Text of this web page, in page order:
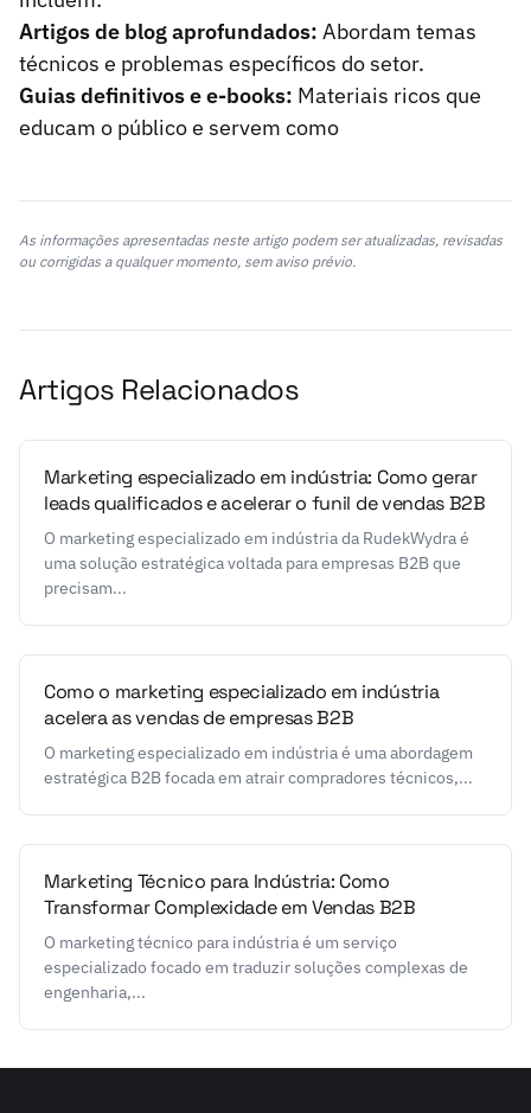
Artigos de blog aprofundados: Abordam temas
técnicos e problemas específicos do setor.
Guias definitivos e e-books: Materiais ricos que
educam o público e servem como
As informações apresentadas neste artigo podem ser atualizadas, revisadas
ou corrigidas a qualquer momento, sem aviso prévio.
Artigos Relacionados
Marketing especializado em indústria: Como gerar
leads qualificados e acelerar o funil de vendas B2B
O marketing especializado em indústria da RudekWydra é
uma solução estratégica voltada para empresas B2B que
precisam...
Como o marketing especializado em indústria
acelera as vendas de empresas B2B
O marketing especializado em indústria é uma abordagem
estratégica B2B focada em atrair compradores técnicos,...
Marketing Técnico para Indústria: Como
Transformar Complexidade em Vendas B2B
O marketing técnico para indústria é um serviço
especializado focado em traduzir soluções complexas de
engenharia,...